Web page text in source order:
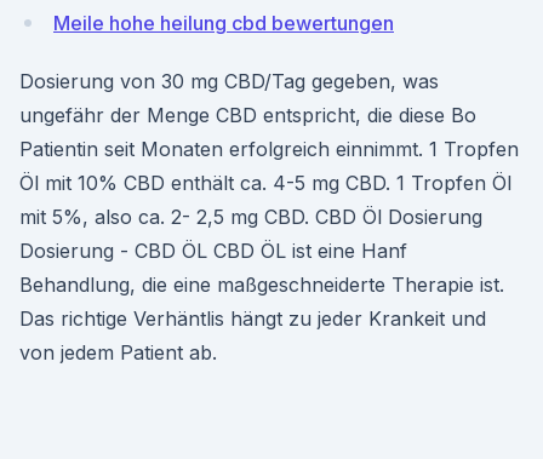
Meile hohe heilung cbd bewertungen
Dosierung von 30 mg CBD/Tag gegeben, was
ungefähr der Menge CBD entspricht, die diese Bo
Patientin seit Monaten erfolgreich einnimmt. 1 Tropfen
Öl mit 10% CBD enthält ca. 4-5 mg CBD. 1 Tropfen Öl
mit 5%, also ca. 2- 2,5 mg CBD. CBD Öl Dosierung
Dosierung - CBD ÖL CBD ÖL ist eine Hanf
Behandlung, die eine maßgeschneiderte Therapie ist.
Das richtige Verhäntlis hängt zu jeder Krankeit und
von jedem Patient ab.